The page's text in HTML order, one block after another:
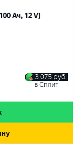
Ач, 12 V)
3 075 руб.
в Сплит